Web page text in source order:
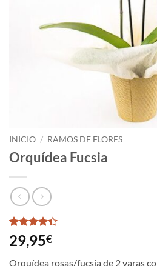
INICIO / RAMOS DE FLORES
Orquídea Fucsia
Valorado
4.33sobre
3
29,95€
Orquídea rosas/fucsia de 2 varas